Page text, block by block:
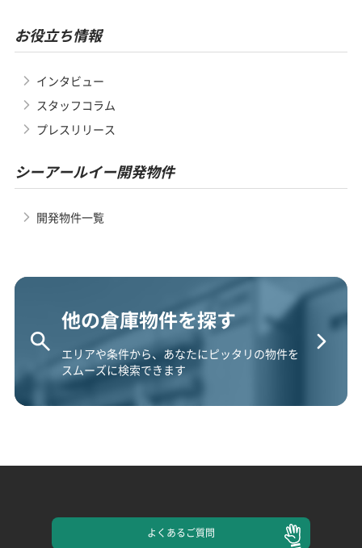
お役立ち情報
インタビュー
スタッフコラム
プレスリリース
シーアールイー開発物件
開発物件一覧
他の倉庫物件を探す
エリアや条件から、あなたにピッタリの物件を
スムーズに検索できます
よくあるご質問